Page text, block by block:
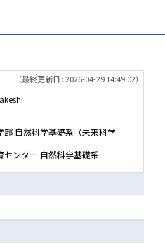
（最終更新日 : 2026-04-29 14:49:02）
部 自然科学基礎系（未来科学
センター 自然科学基礎系